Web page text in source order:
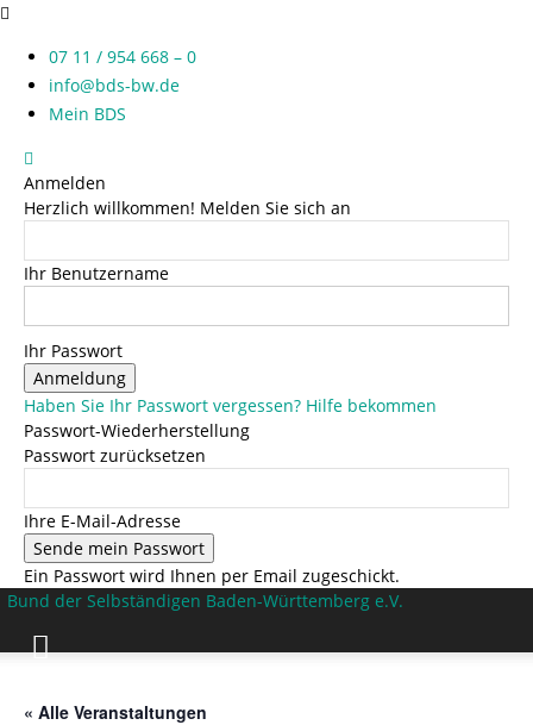
07 11 / 954 668 – 0
info@bds-bw.de
Mein BDS
Anmelden
Herzlich willkommen! Melden Sie sich an
Ihr Benutzername
Ihr Passwort
Haben Sie Ihr Passwort vergessen? Hilfe bekommen
Passwort-Wiederherstellung
Passwort zurücksetzen
Ihre E-Mail-Adresse
Ein Passwort wird Ihnen per Email zugeschickt.
Bund der Selbständigen Baden-Württemberg e.V.
« Alle Veranstaltungen